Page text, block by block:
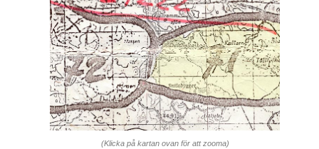
(Klicka på kartan ovan för att zooma)